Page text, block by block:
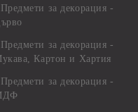
Предмети за декорация -
Предмети за декорация -
Картон и Хартия
Предмети за декорация -